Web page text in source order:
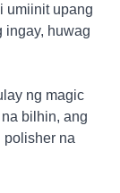
umiinit upang
ingay, huwag
ng magic
bilhin, ang
polisher na